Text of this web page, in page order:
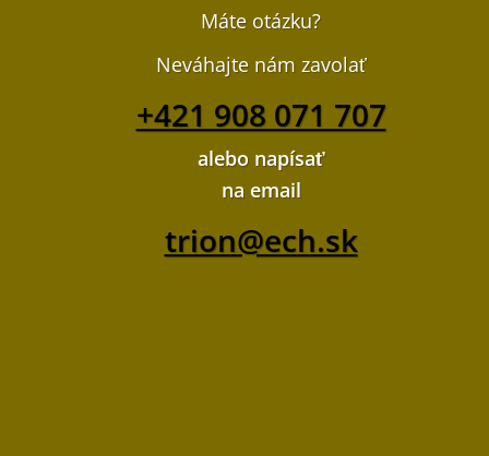
produktu.
Máte otázku?
Neváhajte nám zavolať
+421 908 071 707
alebo napísať
na email
trion@ech.sk